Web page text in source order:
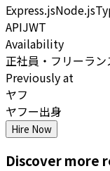
Express.jsNode.js
APIJWT
Availability
正社員・フリーラン
Previously at
ヤフ
ヤフー出身
Hire Now
Discover more